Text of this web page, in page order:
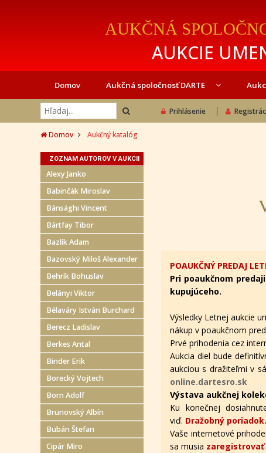
AUKČNÁ
AUKCIE
Domov Aukčná spoločnosť DARTE
Prihlásenie
Domov Aukčný katalóg
ZOZNAM AUTOROV V AUKCII
Alexy Janko
Babinčák Miroslav
Bánsághi Vincent
Bártfay Tibor
Bazlík Adam
Bazovský Miloš Alexander
Behrík Bohuslav
Belányi Viktor
Bélaváry István Burchard
Berecz Ladislav
Berkes Antal
Binder Erik
Borecký Vojtech
Born Adolf
Brunovský Albín
Bubán Štefan
Cipár Miro
POAUKČNÝ PREDAJ
Pri poaukčnom
kupujúceho.
Výsledky Letnej aukcie
nákup v poaukčnom
Prvé prihodenia cez
Aukcia diel bude
aukciou s dražiteľmi v
online.dartesro.sk
Výstava aukčnej
Ku konečnej
viď. Dražobný poriadok.
Vaše internetové
sa musia zaregistrovať.